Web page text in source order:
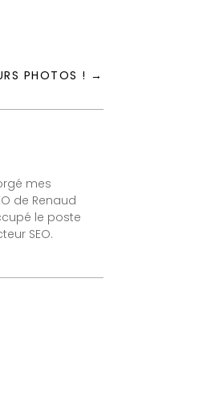
PHOTOS ! →
mes
de Renaud
le poste
SEO.